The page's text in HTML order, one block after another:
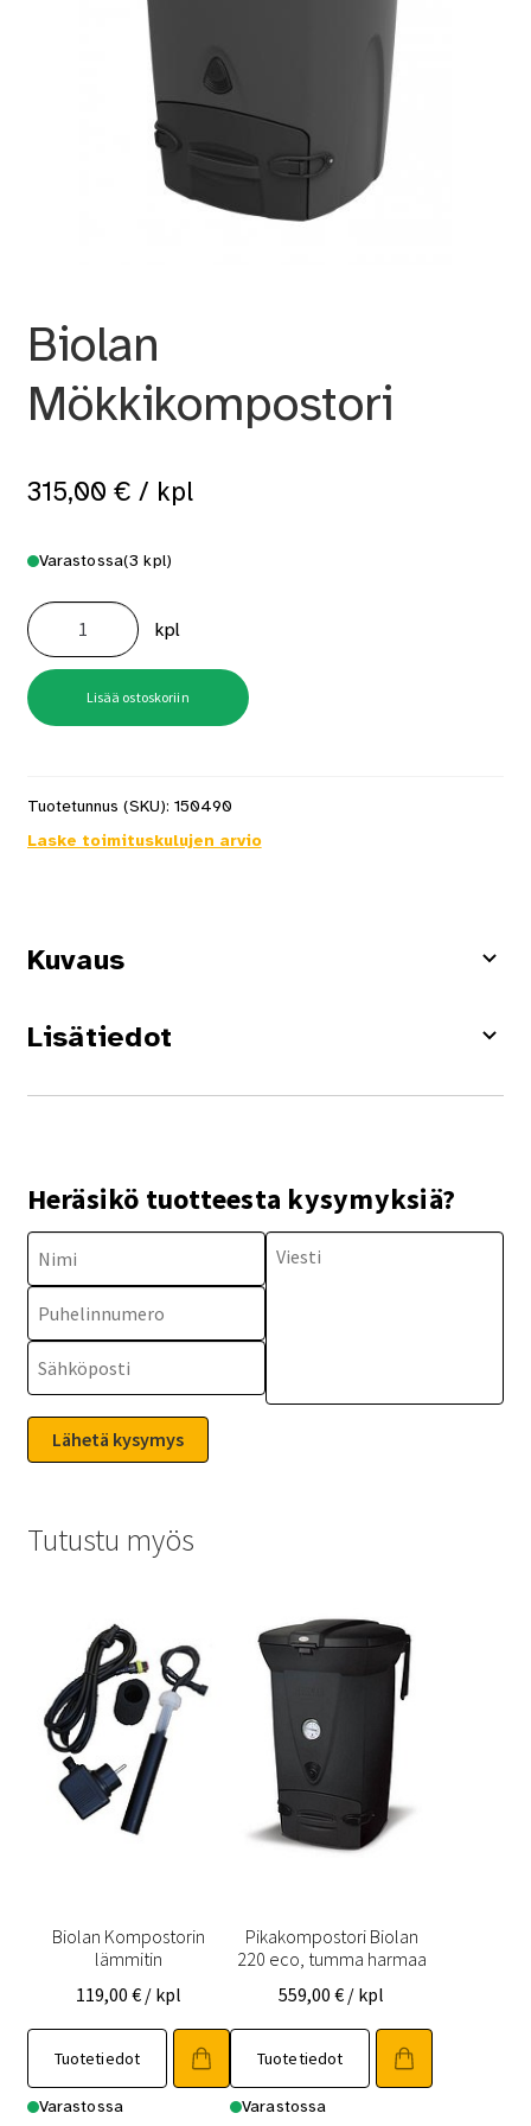
Biolan
Mökkikompostori
315,00 € / kpl
Varastossa(3 kpl)
Biolan
Mökkikompostori
määrä kpl
Lisää ostoskoriin
Tuotetunnus (SKU): 150490
Laske toimituskulujen arvio
Kuvaus
Lisätiedot
Heräsikö tuotteesta kysymyksiä?
Tutustu myös
Biolan Kompostorin
lämmitin
119,00 € / kpl
Tuotetiedot
Varastossa
Pikakompostori Biolan
220 eco, tumma harmaa
559,00€ / kpl
Tuotetiedot
Varastossa